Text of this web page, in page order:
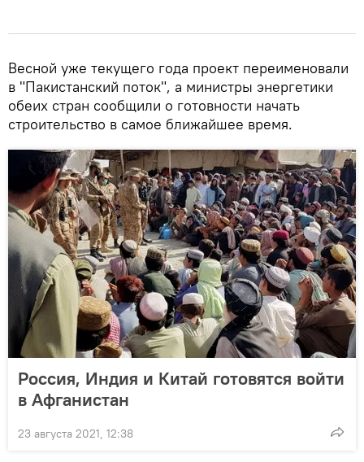
Весной уже текущего года проект переименовали
в "Пакистанский поток", а министры энергетики
обеих стран сообщили о готовности начать
строительство в самое ближайшее время.
Россия, Индия и Китай готовятся войти
в Афганистан
23 августа 2021, 12:38